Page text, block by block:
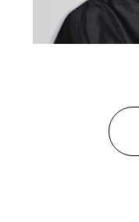
Functions
ランウェイで出会